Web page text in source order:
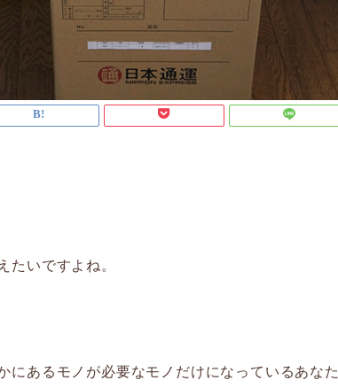
たいですよね。
にあるモノが必要なモノだけになっているあなた